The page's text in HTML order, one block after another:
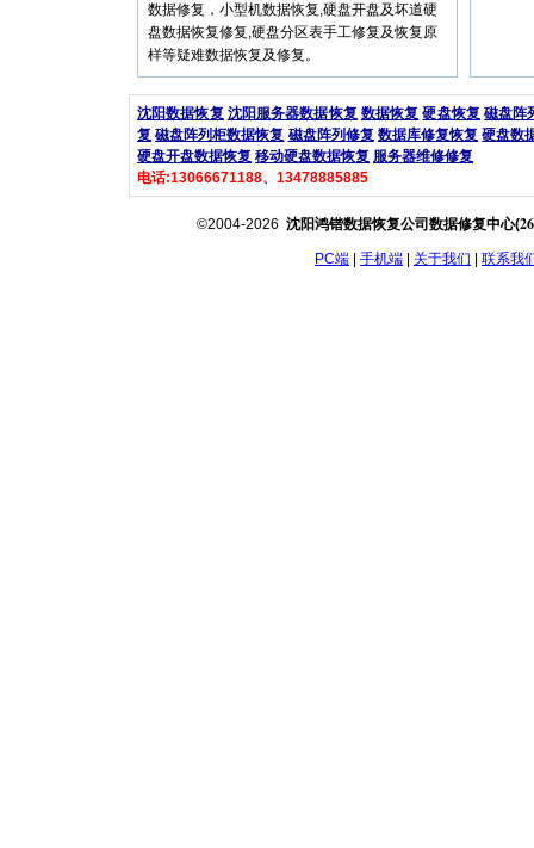
数据修复，小型机数据恢复,硬盘开盘及坏道硬
盘数据恢复修复,硬盘分区表手工修复及恢复原
样等疑难数据恢复及修复。
沈阳数据恢复 沈阳服务器数据恢复 数据恢复 硬盘恢复 磁盘阵
复 磁盘阵列柜数据恢复 磁盘阵列修复 数据库修复恢复 硬盘数
硬盘开盘数据恢复 移动硬盘数据恢复 服务器维修修复
电话:13066671188、13478885885
©2004-2026 沈阳鸿锴数据恢复公司数据修复中心(
PC端 手机端 关于我们 联系我